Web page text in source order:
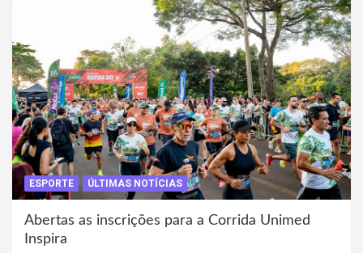
ESPORTE ÚLTIMAS NOTÍCIAS
Abertas as inscrições para a Corrida Unimed
Inspira